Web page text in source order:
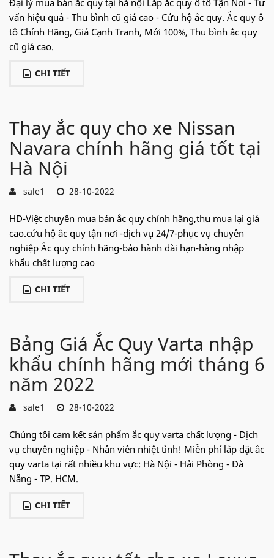
Đại lý mua bán ắc quy tại hà nội Lắp ắc quy ô tô Tận Nơi - Tư
vấn hiệu quả - Thu bình cũ giá cao - Cứu hộ ắc quy. Ắc quy ô
tô Chính Hãng, Giá Cạnh Tranh, Mới 100%, Thu bình ắc quy
cũ giá cao.
CHI TIẾT
Thay ắc quy cho xe Nissan
Navara chính hãng giá tốt tại
Hà Nội
sale1 28-10-2022
HD-Việt chuyên mua bán ắc quy chính hãng,thu mua lại giá
cao.cứu hộ ắc quy tận nơi -dịch vụ 24/7-phục vụ chuyên
nghiệp Ắc quy chính hãng-bảo hành dài hạn-hàng nhập
khẩu chất lượng cao
CHI TIẾT
Bảng Giá Ắc Quy Varta nhập
khẩu chính hãng mới tháng 6
năm 2022
sale1 28-10-2022
Chúng tôi cam kết sản phẩm ắc quy varta chất lượng - Dịch
vụ chuyên nghiệp - Nhân viên nhiệt tình! Miễn phí lắp đặt ắc
quy varta tại rất nhiều khu vực: Hà Nội - Hải Phòng - Đà
Nẵng - TP. HCM.
CHI TIẾT